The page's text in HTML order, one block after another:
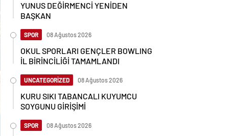
YUNUS DEĞİRMENCİ YENİDEN
BAŞKAN
SPOR 08 Ağustos 2026
OKUL SPORLARI GENÇLER BOWLING
İL BİRİNCİLİĞİ TAMAMLANDI
UNCATEGORİZED 08 Ağustos 2026
KURU SIKI TABANCALI KUYUMCU
SOYGUNU GİRİŞİMİ
SPOR 08 Ağustos 2026